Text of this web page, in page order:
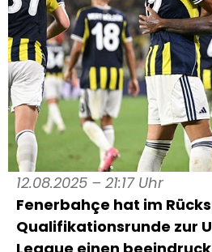
12.08.2025 – 21:17 Uhr
Fenerbahçe hat im
Qualifikationsrunde zur